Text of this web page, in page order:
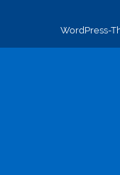
WordPress-